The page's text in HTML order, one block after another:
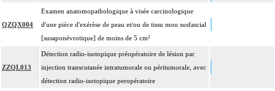
QZQX004
Examen anatomopathologique à visée carcinologique
d'une pièce d'exérèse de peau et/ou de tissu mou susfascial
[susaponévrotique] de moins de 5 cm²
ZZQL013
Détection radio-isotopique préopératoire de lésion par
injection transcutanée intratumorale ou péritumorale, avec
détection radio-isotopique peropératoire